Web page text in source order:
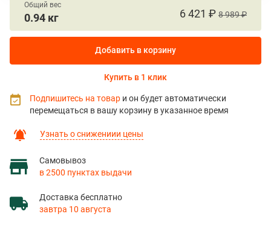
Узнать о снижениии цены
Самовывоз
в 2500 пунктах выдачи
Доставка бесплатно
завтра 10 августа
Общий вес
0.94 кг 6 421 ₽ 8 989 ₽
Добавить в корзину
Купить в 1 клик
Подпишитесь на товар и он будет автоматически
перемещаться в вашу корзину в указанное время